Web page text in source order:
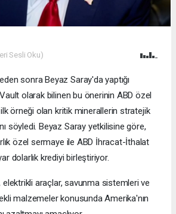
Sesli Oku)
sonra Beyaz Saray'da yaptığı
olarak bilinen bu önerinin ABD özel
örneği olan kritik minerallerin stratejik
söyledi. Beyaz Saray yetkilisine göre,
özel sermaye ile ABD İhracat-İthalat
dolarlık krediyi birleştiriyor.
elektrikli araçlar, savunma sistemleri ve
malzemeler konusunda Amerika'nın